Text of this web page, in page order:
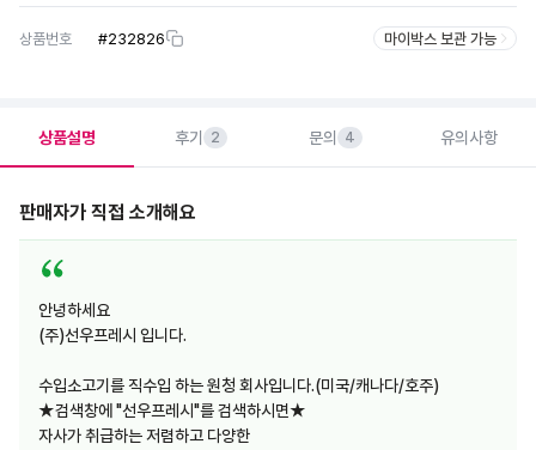
상품번호 #232826 마이박스 보관 가능
상품설명 후기 2 문의 4 유의사항
판매자가 직접 소개해요
안녕하세요
(주)선우프레시 입니다.
수입소고기를 직수입 하는 원청 회사입니다.(미국/캐나다/호주)
★검색창에 "선우프레시"를 검색하시면★
자사가 취급하는 저렴하고 다양한